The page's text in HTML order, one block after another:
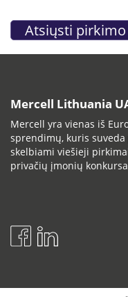
Mercell Lithuania
Mercell yra vienas iš
sprendimų, kuris
skelbiami viešieji
privačių įmonių